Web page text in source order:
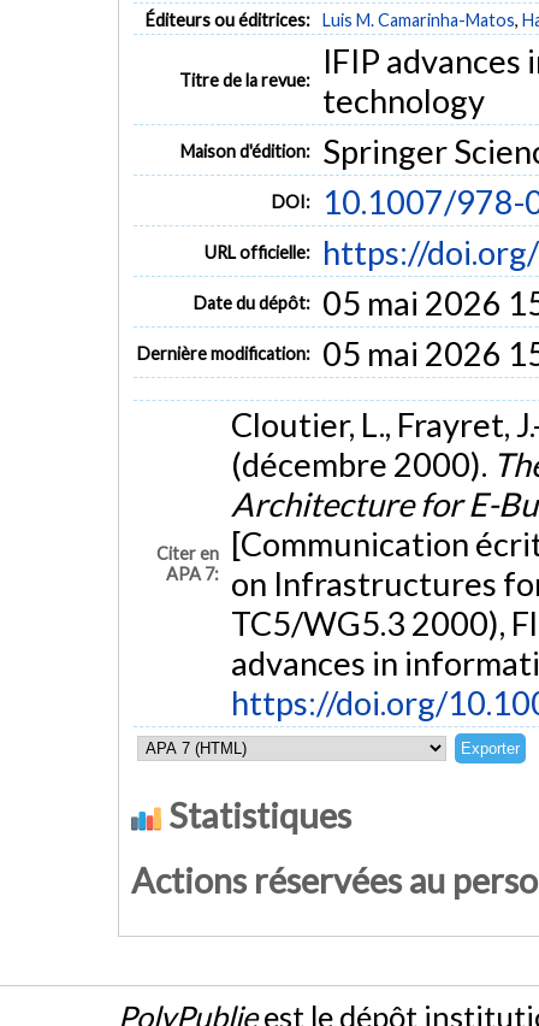
Éditeurs ou éditrices: Luis M. Camarinha-Matos,
Titre de la revue:
IFIP
technology
Maison d'édition: Springer
DOI: 10.1007/978-
URL officielle: https://
Date du dépôt: 05 mai 2026
Dernière modification: 05 mai 2026
Citer en
APA 7:
Cloutier, L., Frayret,
(décembre 2000).
Architecture for E-
[Communication
on Infrastructures
TC5/WG5.3 2000),
advances in
https://doi.org/
Statistiques
Actions réservées au
PolyPublieest le dépôt